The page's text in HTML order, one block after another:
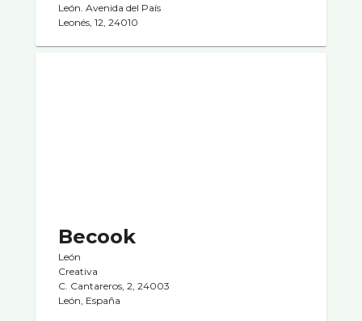
León. Avenida del Paí­s
Leonés, 12, 24010
Becook
León
Creativa
C. Cantareros, 2, 24003
León, España